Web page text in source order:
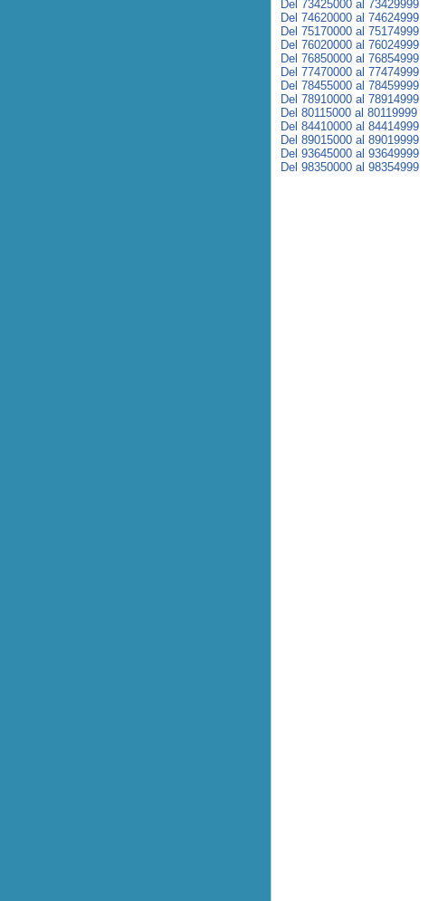
Del 73425000 al 73429999
Del 74620000 al 74624999
Del 75170000 al 75174999
Del 76020000 al 76024999
Del 76850000 al 76854999
Del 77470000 al 77474999
Del 78455000 al 78459999
Del 78910000 al 78914999
Del 80115000 al 80119999
Del 84410000 al 84414999
Del 89015000 al 89019999
Del 93645000 al 93649999
Del 98350000 al 98354999